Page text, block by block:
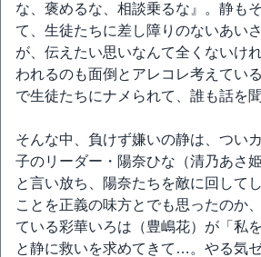
な、褒めるな、相談乗るな』。静も
て、生徒たちに差し障りのないあい
が、伝えたい思いなんて全くないけ
われるのも面倒とアレコレ考えてい
で生徒たちにナメられて、誰も話を
そんな中、負けず嫌いの静は、つい
子のリーダー・陽奈ひな（清乃あさ
と言い放ち、陽奈たちを敵に回して
ことを正義の味方とでも思ったのか
ている彩華いろは（豊嶋花）が「私
と静に救いを求めてきて…。やる気